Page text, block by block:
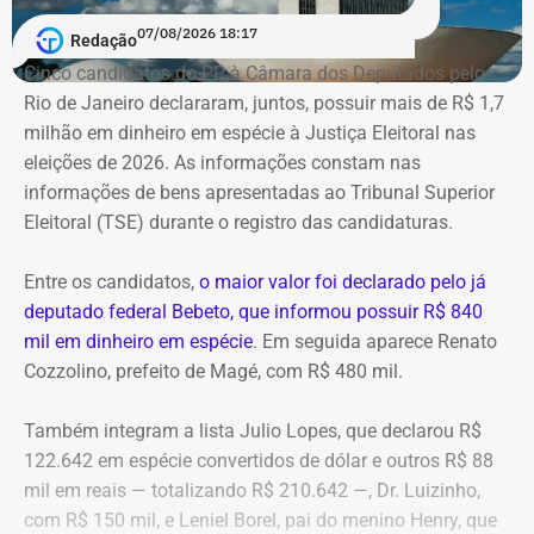
A Polícia Federal indica que a operação era feita de
fachada para não pagar o ICMS na chegada do
combustível ao país. Com a Refit postergava de
pagamentos de impostos, a empresa só deveria pagar o
tributo no momento da venda para o consumidor final,
algo que nunca foi feito, de acordo com a investigação.
*Com informações do blog do Octávio Guedes, do portal
Redação07/08/2026 18:17
Cinco candidatos do PP à Câmara dos Deputados pelo
Rio de Janeiro declararam, juntos, possuir mais de R$ 1,7
milhão em dinheiro em espécie à Justiça Eleitoral nas
eleições de 2026. As informações constam nas
informações de bens apresentadas ao Tribunal Superior
Eleitoral (TSE) durante o registro das candidaturas.
Entre os candidatos, o maior valor foi declarado pelo já
deputado federal Bebeto, que informou possuir R$ 840
mil em dinheiro em espécie. Em seguida aparece Renato
Cozzolino, prefeito de Magé, com R$ 480 mil.
Também integram a lista Julio Lopes, que declarou R$
122.642 em espécie convertidos de dólar e outros R$ 88
mil em reais — totalizando R$ 210.642 —, Dr. Luizinho,
com R$ 150 mil, e Leniel Borel, pai do menino Henry, que